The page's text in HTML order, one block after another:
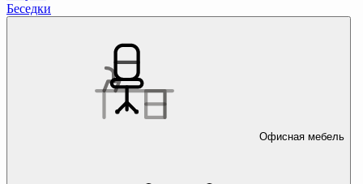
Беседки
Офисная мебель